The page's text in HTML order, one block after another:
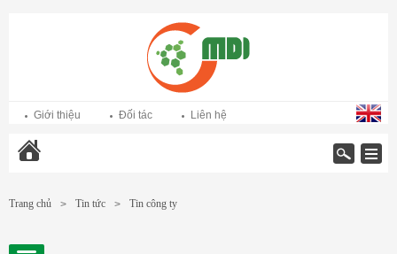
Giới thiệu Đối tác Liên hệ
Trang chủ > Tin tức > Tin công ty